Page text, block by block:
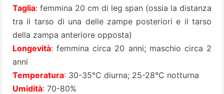
Taglia: femmina 20 cm di leg span (ossia la distanza
tra il tarso di una delle zampe posteriori e il tarso
della zampa anteriore opposta)
Longevità: femmina circa 20 anni; maschio circa 2
anni
Temperatura: 30-35°C diurna; 25-28°C notturna
Umidità: 70-80%